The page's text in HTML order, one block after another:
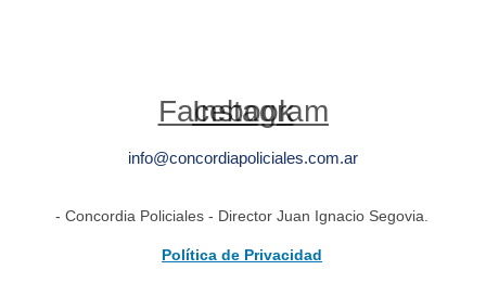
Facebook
Instagram
info@concordiapoliciales.com.ar
- Concordia Policiales - Director Juan Ignacio Segovia.
Política de Privacidad